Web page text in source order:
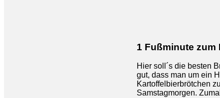
1 Fußminute
Hier soll´s die besten
gut, dass man um ein
Kartoffelbierbrötchen
Samstagmorgen.